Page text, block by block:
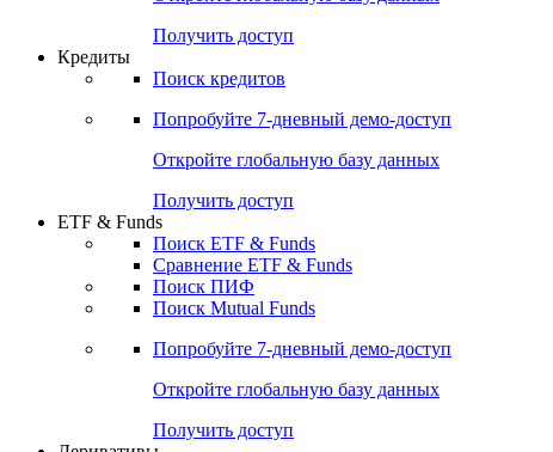
Попробуйте7-дневный
Откройте глобальную базу данных
Получить доступ
Кредиты
Поиск кредитов
Попробуйте7-дневный
Откройте глобальную базу данных
Получить доступ
ETF & Funds
Поиск ETF & Funds
Сравнение ETF & Funds
Поиск ПИФ
Поиск Mutual Funds
Попробуйте7-дневный